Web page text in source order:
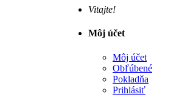
Vitajte!
Môj účet
Môj účet
Obľúbené
Pokladňa
Prihlásiť